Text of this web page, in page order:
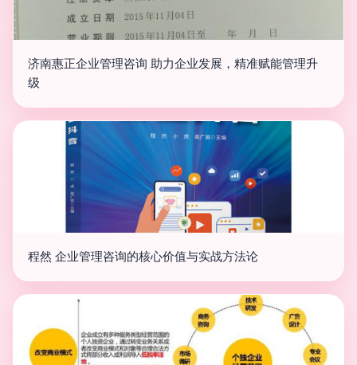
济南惠正企业管理咨询 助力企业发展，精准赋能管理升
级
程然 企业管理咨询的核心价值与实战方法论